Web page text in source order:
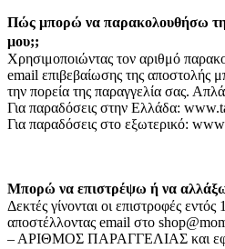
Πώς μπορώ να παρακολουθήσω
μου;;
Χρησιμοποιώντας τον αριθμό
email επιβεβαίωσης της αποστολής
την πορεία της παραγγελία σας. Απλά
Για παραδόσεις στην Ελλάδα:
Για παραδόσεις στο εξωτερικό:
Μπορώ να επιστρέψω ή να
Δεκτές γίνονται οι επιστροφές
αποστέλλοντας email στο
– ΑΡΙΘΜΟΣ ΠΑΡΑΓΓΕΛΙΑΣ και